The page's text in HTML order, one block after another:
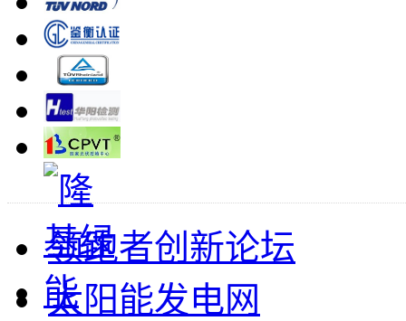
领跑者创新论坛
太阳能发电网